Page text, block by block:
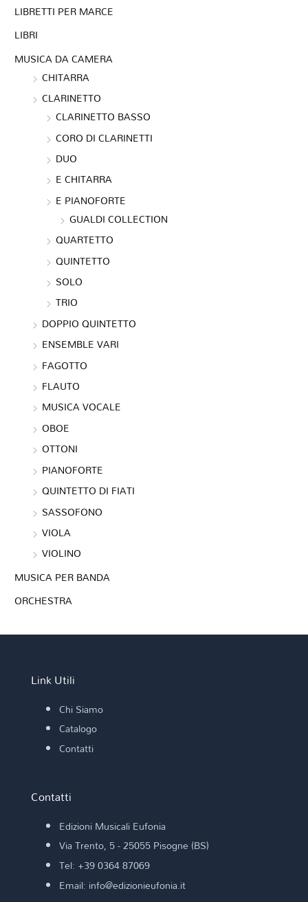
LIBRETTI PER MARCE
LIBRI
MUSICA DA CAMERA
CHITARRA
CLARINETTO
CLARINETTO BASSO
CORO DI CLARINETTI
DUO
E CHITARRA
E PIANOFORTE
GUALDI COLLECTION
QUARTETTO
QUINTETTO
SOLO
TRIO
DOPPIO QUINTETTO
ENSEMBLE VARI
FAGOTTO
FLAUTO
MUSICA VOCALE
OBOE
OTTONI
PIANOFORTE
QUINTETTO DI FIATI
SASSOFONO
VIOLA
VIOLINO
MUSICA PER BANDA
ORCHESTRA
Link Utili
Chi Siamo
Catalogo
Contatti
Contatti
Edizioni Musicali Eufonia
Via Trento, 5 - 25055 Pisogne (BS)
Tel: +39 0364 87069
Email: info@edizionieufonia.it